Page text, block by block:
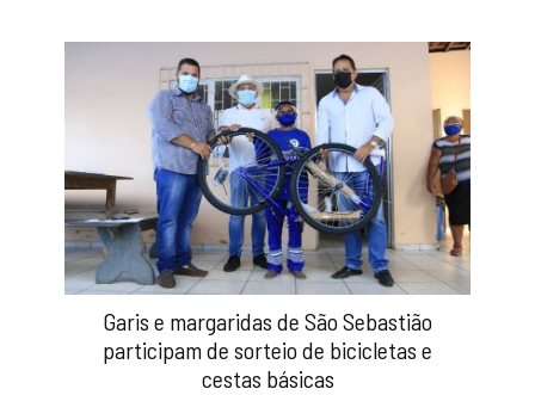
Garis e margaridas de São Sebastião
participam de sorteio de bicicletas e
cestas básicas